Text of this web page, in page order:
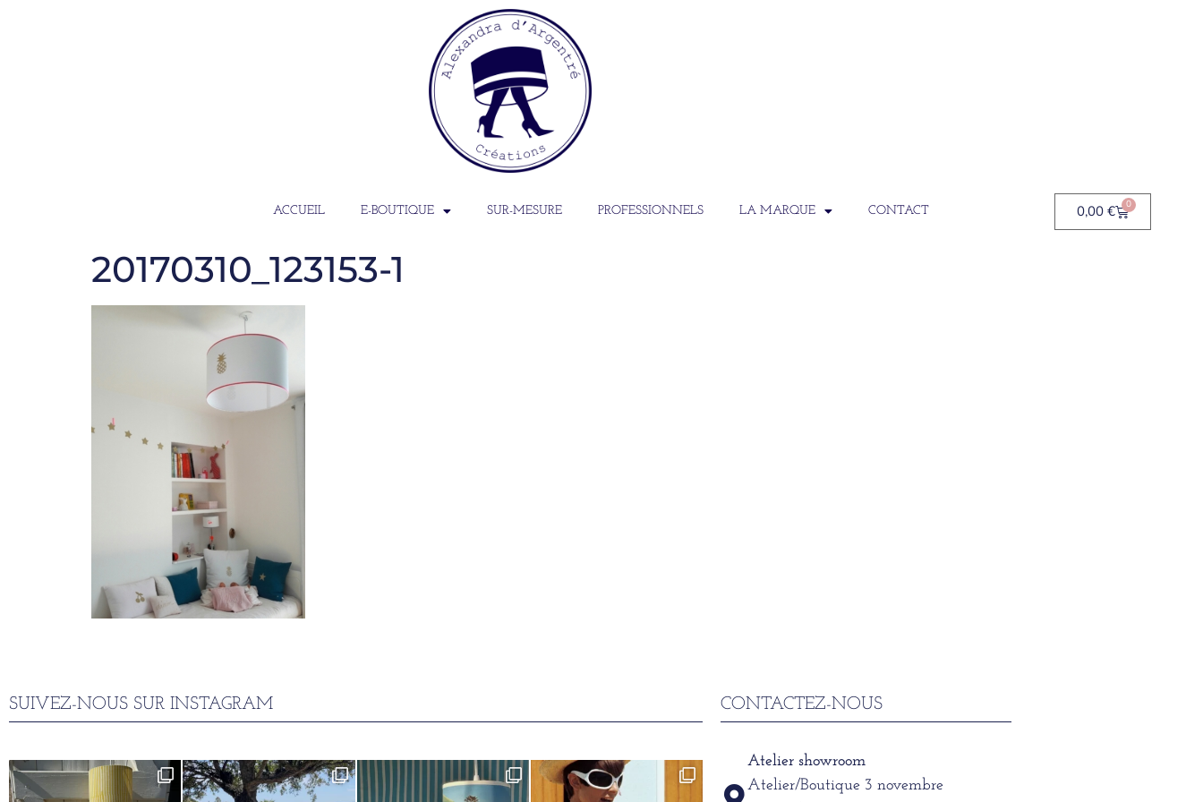
ACCUEIL E-BOUTIQUE SUR-MESURE PROFESSIONNELS LA MARQUE CONTACT 0,00 € 0
20170310_123153-1
SUIVEZ-NOUS SUR INSTAGRAM CONTACTEZ-NOUS
Atelier showroom
Atelier/Boutique 3 novembre